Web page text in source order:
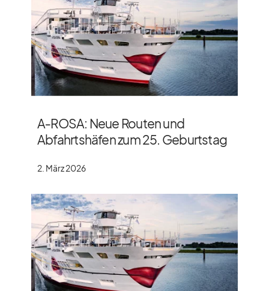
A‑ROSA: Neue Routen und
Abfahrtshäfen zum 25. Geburtstag
2. März 2026